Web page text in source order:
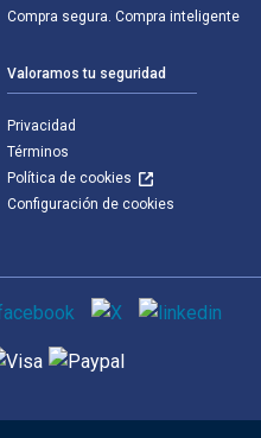
Compra segura. Compra inteligente
Valoramos tu seguridad
Privacidad
Términos
Política de cookies
Configuración de cookies